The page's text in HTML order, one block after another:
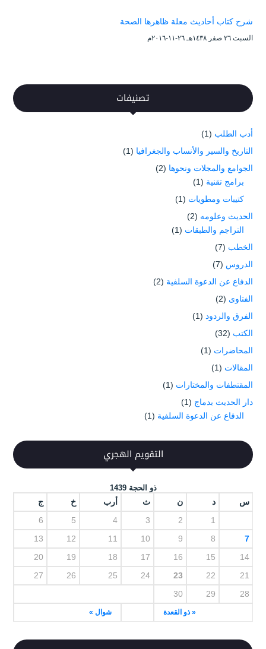
شرح كتاب أحاديث معلة ظاهرها الصحة
السبت ۲٦ صفر ۱٤۳۸هـ ۲٦-۱۱-۲۰۱٦م
تصنيفات
أدب الطلب (1)
التاريخ والسير والأنساب والجغرافيا (1)
الجوامع والمجلات ونحوها (2)
برامج تقنية (1)
كتيبات ومطويات (1)
الحديث وعلومه (2)
التراجم والطبقات (1)
الخطب (7)
الدروس (7)
الدفاع عن الدعوة السلفية (2)
الفتاوى (2)
الفرق والردود (1)
الكتب (32)
المحاضرات (1)
المقالات (1)
المقتطفات والمختارات (1)
دار الحديث بدماج (1)
الدفاع عن الدعوة السلفية (1)
التقويم الهجري
ذو الحجة 1439
س د ن ث أرب خ ج
« ذو القعدة شوال »
1
2
3
4
5
6
7
8
9
10
11
12
13
14
15
16
17
18
19
20
21
22
23
24
25
26
27
28
29
30